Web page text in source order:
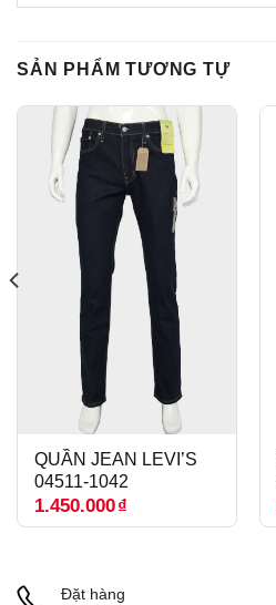
SẢN PHẨM TƯƠNG TỰ
QUẦN JEAN LEVI’S
04511-1042
1.450.000₫
Đặt hàng